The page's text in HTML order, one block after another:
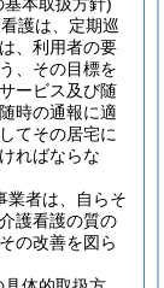
護は、定期巡
、利用者の要
、その目標を
ービス及び随
時の通報に適
てその居宅に
ればならな
業者は、自らそ
護看護の質の
の改善を図ら